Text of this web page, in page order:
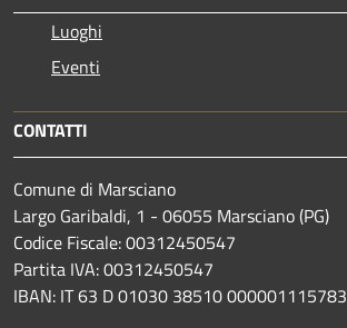
Luoghi
Eventi
CONTATTI
Comune di Marsciano
Largo Garibaldi, 1 - 06055 Marsciano (PG)
Codice Fiscale: 00312450547
Partita IVA: 00312450547
IBAN: IT 63 D 01030 38510 000001115783